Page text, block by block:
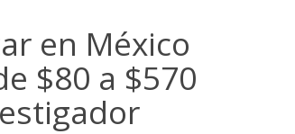
en México
$80 a $570